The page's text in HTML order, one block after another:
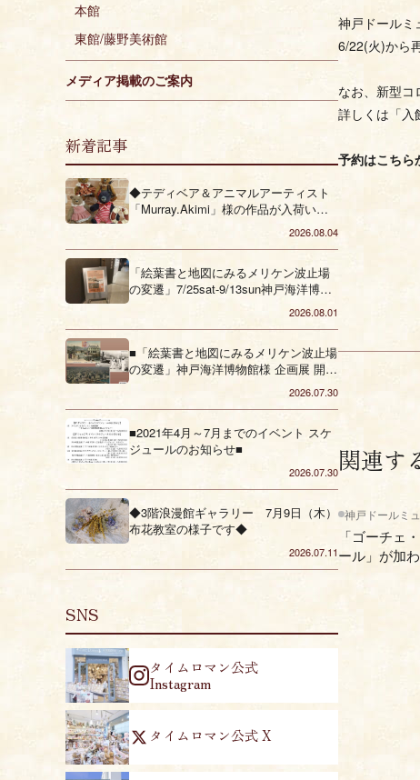
神戸ドールミ
6/22(火)から
なお、新型コ
詳しくは「入
予約はこちら
関連す
神戸ドールミ
「ゴーチェ
ール」が加わ
本館
東館/藤野美術館
メディア掲載のご案内
新着記事
◆テディベア＆アニマルアーティスト
「Murray.Akimi」様の作品が入荷いた
2026.08.04
「絵葉書と地図にみるメリケン波止場
の変遷」7/25sat-9/13sun神戸海洋博物
2026.08.01
■「絵葉書と地図にみるメリケン波止場
の変遷」神戸海洋博物館様 企画展 開催
2026.07.30
■2021年4月～7月までのイベント スケ
ジュールのお知らせ■
2026.07.30
◆3階浪漫館ギャラリー 7月9日（木）
布花教室の様子です◆
2026.07.11
SNS
タイムロマン公式
Instagram
タイムロマン公式 X